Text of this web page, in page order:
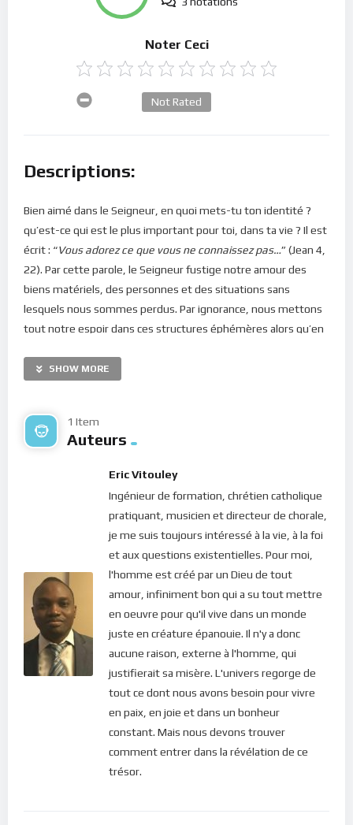
Noter Ceci
Not Rated
Descriptions:
Bien aimé dans le Seigneur, en quoi mets-tu ton identité ?
qu’est-ce qui est le plus important pour toi, dans ta vie ? Il est
écrit : “Vous adorez ce que vous ne connaissez pas…” (Jean 4,
22). Par cette parole, le Seigneur fustige notre amour des
biens matériels, des personnes et des situations sans
lesquels nous sommes perdus. Par ignorance, nous mettons
tout notre espoir dans ces structures éphémères alors qu’en
tempêtes. Néanmoins, le Christ nous rassure : “
adorateurs que le Père demande” (Jean 4, 23).
c’est être constamment en sa présence. Nulle part ailleurs,
nous ne pouvons sentir cette ferveur de l’amour du Christ
qu’au fond de nous-même et dans chacun de nos gestes et
mouvemenents. C’est là que notre Seigneur nous attend
dans la joie et la paix de sa présence. C’est là que nous devons
lui rendre toute la gloire et l’adorer pour sa miséricorde infinie
et son amour pour l’humanité. C’est cela, la volonté de Dieu !
Bonne méditation.
Pour vous inscrire directement aux publications, veuillez
Si vous voulez vous inscrire sur le site (afin d’être en mesure
de poster des commentaires) et pour les publications,
veuillez cliquer ici :Inscription
SHOW MORE
1 Item
Auteurs
Eric Vitouley
Ingénieur de formation, chrétien catholique
pratiquant, musicien et directeur de chorale,
je me suis toujours intéressé à la vie, à la foi
et aux questions existentielles. Pour moi,
l'homme est créé par un Dieu de tout
amour, infiniment bon qui a su tout mettre
en oeuvre pour qu'il vive dans un monde
juste en créature épanouie. Il n'y a donc
aucune raison, externe à l'homme, qui
justifierait sa misère. L'univers regorge de
tout ce dont nous avons besoin pour vivre
en paix, en joie et dans un bonheur
constant. Mais nous devons trouver
comment entrer dans la révélation de ce
trésor.